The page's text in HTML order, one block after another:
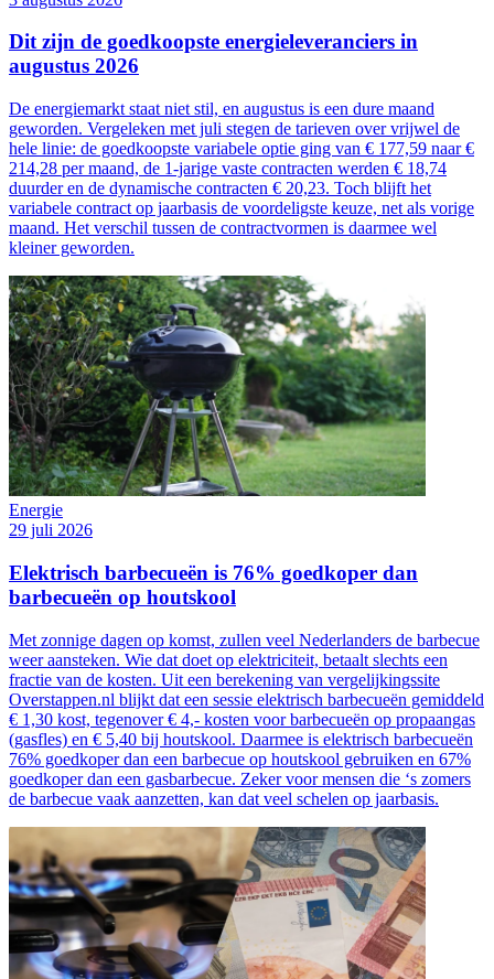
Dit zijn de goedkoopste energieleveranciers in
augustus 2026
De energiemarkt staat niet stil, en augustus is een dure maand
geworden. Vergeleken met juli stegen de tarieven over vrijwel de
hele linie: de goedkoopste variabele optie ging van € 177,59 naar €
214,28 per maand, de 1-jarige vaste contracten werden € 18,74
duurder en de dynamische contracten € 20,23. Toch blijft het
variabele contract op jaarbasis de voordeligste keuze, net als vorige
maand. Het verschil tussen de contractvormen is daarmee wel
kleiner geworden.
Energie
29 juli 2026
Elektrisch barbecueën is 76% goedkoper dan
barbecueën op houtskool
Met zonnige dagen op komst, zullen veel Nederlanders de barbecue
weer aansteken. Wie dat doet op elektriciteit, betaalt slechts een
fractie van de kosten. Uit een berekening van vergelijkingssite
Overstappen.nl blijkt dat een sessie elektrisch barbecueën gemiddeld
€ 1,30 kost, tegenover € 4,- kosten voor barbecueën op propaangas
(gasfles) en € 5,40 bij houtskool. Daarmee is elektrisch barbecueën
76% goedkoper dan een barbecue op houtskool gebruiken en 67%
goedkoper dan een gasbarbecue. Zeker voor mensen die ‘s zomers
de barbecue vaak aanzetten, kan dat veel schelen op jaarbasis.